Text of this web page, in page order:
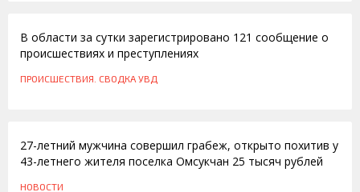
В области за сутки зарегистрировано 121 сообщение о
происшествиях и преступлениях
ПРОИСШЕСТВИЯ. СВОДКА УВД
27-летний мужчина совершил грабеж, открыто похитив у
43-летнего жителя поселка Омсукчан 25 тысяч рублей
НОВОСТИ